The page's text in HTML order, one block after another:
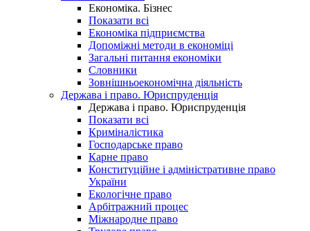
Економіка. Бізнес
Показати всі
Економіка підприємства
Допоміжні методи в економіці
Загальні питання економіки
Словники
Зовнішньоекономічна діяльність
Держава і право. Юриспруденція
Держава і право. Юриспруденція
Показати всі
Криміналістика
Господарське право
Карне право
Конституційне і адміністративне право
України
Екологічне право
Арбітражний процес
Міжнародне право